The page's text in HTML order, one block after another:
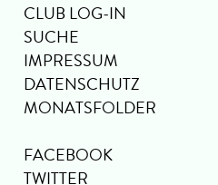
CLUB LOG-IN
SUCHE
IMPRESSUM
DATENSCHUTZ
MONATSFOLDER
FACEBOOK
TWITTER